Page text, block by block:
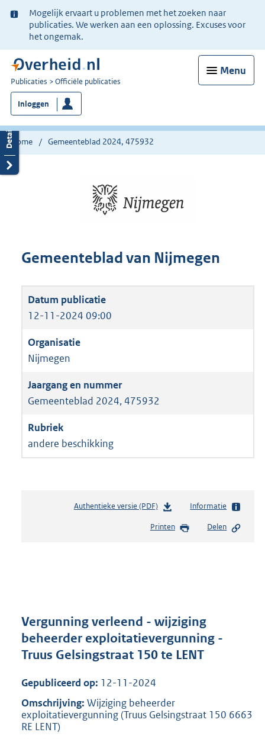
Ter
informatie:
Mogelijk ervaart u problemen met het zoeken naar
publicaties. We werken aan een oplossing. Excuses voor
het ongemak.
Menu
U
bent
nu
hier:
Publicaties Officiële publicaties
Inloggen
Home Gemeenteblad 2024, 475932
Gemeenteblad van Nijmegen
12-11-2024 09:00
Nijmegen
Gemeenteblad 2024, 475932
andere beschikking
Authentieke versie (PDF)b
s
r
o
t
8
0
Informatie
Printen Delen
Vergunning verleend - wijziging
beheerder exploitatievergunning -
Truus Gelsingstraat 150 te LENT
Gepubliceerd op: 12-11-2024
Omschrijving: Wijziging beheerder
exploitatievergunning (Truus Gelsingstraat 150 6663
RE LENT)